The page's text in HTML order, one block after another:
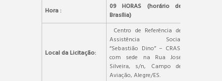
Hora :
09 HORAS (horário de
Brasília)
Local da Licitação:
Centro de Referência de
Assistência Social
“Sebastião Dino” – CRAS,
com sede na Rua José
Silveira, s/n, Campo de
Aviação, Alegre/ES.